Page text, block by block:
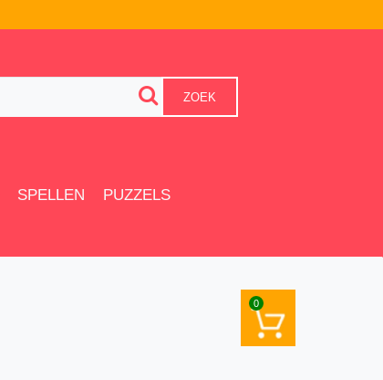
ZOEK
SPELLEN PUZZELS
0